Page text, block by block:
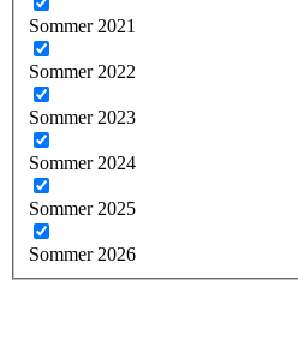
Sommer 2021
Sommer 2022
Sommer 2023
Sommer 2024
Sommer 2025
Sommer 2026